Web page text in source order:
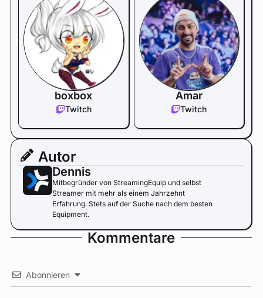
boxbox
Twitch
Amar
Twitch
Autor
Dennis
Mitbegründer von StreamingEquip und selbst
Streamer mit mehr als einem Jahrzehnt
Erfahrung. Stets auf der Suche nach dem besten
Equipment.
Kommentare
Abonnieren